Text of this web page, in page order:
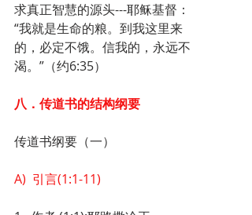
求真正智慧的源头---耶稣基督：
“我就是生命的粮。到我这里来
的，必定不饿。信我的，永远不
渴。”（约6:35）
八．传道书的结构纲要
传道书纲要（一）
A)  引言(1:1-11)